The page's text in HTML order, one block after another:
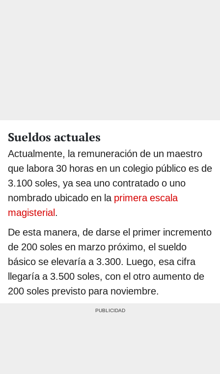
Sueldos actuales
Actualmente, la remuneración de un maestro
que labora 30 horas en un colegio público es de
3.100 soles, ya sea uno contratado o uno
nombrado ubicado en la primera escala
magisterial.
De esta manera, de darse el primer incremento
de 200 soles en marzo próximo, el sueldo
básico se elevaría a 3.300. Luego, esa cifra
llegaría a 3.500 soles, con el otro aumento de
200 soles previsto para noviembre.